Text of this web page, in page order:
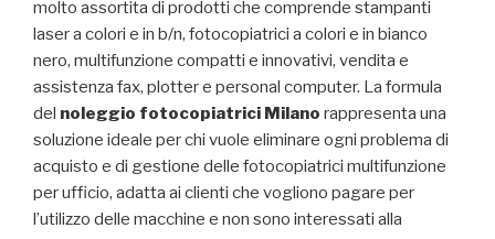
molto assortita di prodotti che comprende stampanti
laser a colori e in b/n, fotocopiatrici a colori e in bianco
nero, multifunzione compatti e innovativi, vendita e
assistenza fax, plotter e personal computer. La formula
del noleggio fotocopiatrici Milano rappresenta una
soluzione ideale per chi vuole eliminare ogni problema di
acquisto e di gestione delle fotocopiatrici multifunzione
per ufficio, adatta ai clienti che vogliono pagare per
l’utilizzo delle macchine e non sono interessati alla